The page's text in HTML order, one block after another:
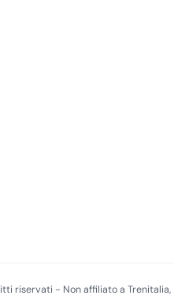
riservati - Non affiliato a Trenitalia,